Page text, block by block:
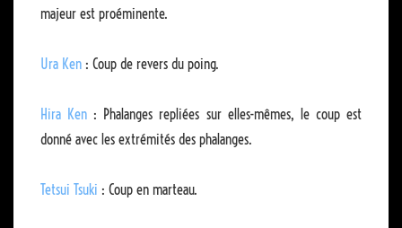
majeur est proéminente.
Ura Ken : Coup de revers du poing.
Hira Ken : Phalanges repliées sur elles-mêmes, le coup est
donné avec les extrémités des phalanges.
Tetsui Tsuki : Coup en marteau.